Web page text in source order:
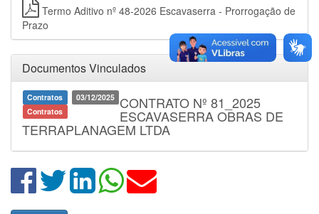
Termo Aditivo nº 48-2026 Escavaserra - Prorrogação de
Prazo
Documentos Vinculados
Contratos
03/12/2025
Contratos
CONTRATO Nº 81_2025
ESCAVASERRA OBRAS DE
TERRAPLANAGEM LTDA